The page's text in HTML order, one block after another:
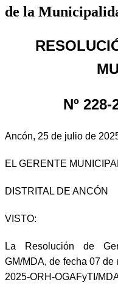
de la
Nº
Ancón, 25 de julio de
EL GERENTE
DISTRITAL DE ANCÓN
VISTO:
La Resolución de
GM/MDA, de fecha 07 de
2025-ORH-OGAFyTI/